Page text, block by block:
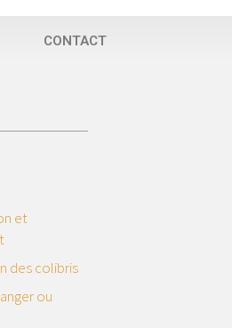
CONTACT
et
des colibris
ou